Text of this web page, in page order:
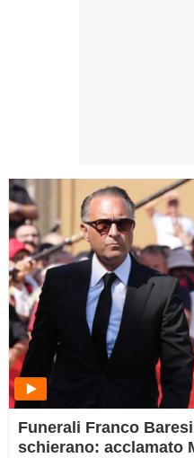
Funerali Franco
schierano: acclamato